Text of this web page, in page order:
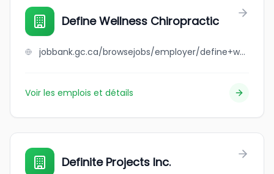
Define Wellness Chiropractic
jobbank.gc.ca/browsejobs/employer/define+wellness+chiropractic/ca
Voir les emplois et détails
Definite Projects Inc.